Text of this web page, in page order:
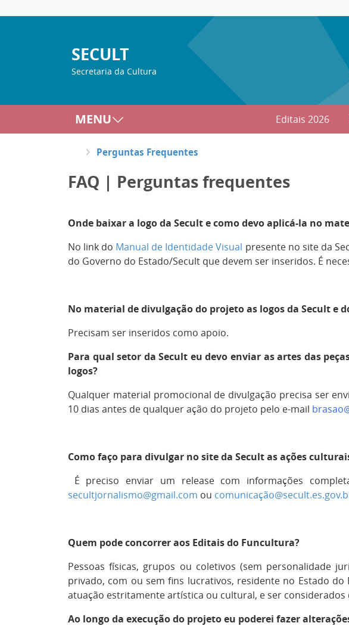
SECULT
Secretaria da Cultura
MENU Editais 2026
Perguntas Frequentes
FAQ | Perguntas frequentes
Onde baixar a logo da Secult e como devo aplicá-la no
No link do Manual de Identidade Visual presente no site da
do Governo do Estado/Secult que devem ser inseridos. É
No material de divulgação do projeto as logos da Secult
Precisam ser inseridos como apoio.
Para qual setor da Secult eu devo enviar as artes das
logos?
Qualquer material promocional de divulgação precisa ser
10 dias antes de qualquer ação do projeto pelo e-mail
Como faço para divulgar no site da Secult as ações
É preciso enviar um release com informações
secultjornalismo@gmail.com ou
Quem pode concorrer aos Editais do Funcultura?
Pessoas físicas, grupos ou coletivos (sem personalidade
privado, com ou sem fins lucrativos, residente no Estado
atuação estritamente artística ou cultural, e ser considerados
Ao longo da execução do projeto eu poderei fazer